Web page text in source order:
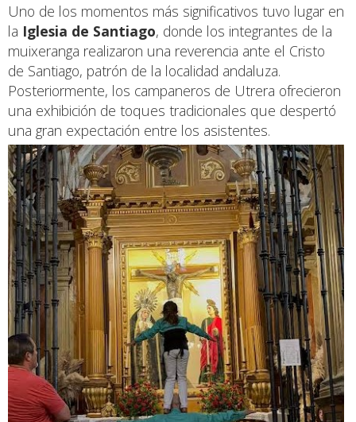
Uno de los momentos más significativos tuvo lugar en
la Iglesia de Santiago, donde los integrantes de la
muixeranga realizaron una reverencia ante el Cristo
de Santiago, patrón de la localidad andaluza.
Posteriormente, los campaneros de Utrera ofrecieron
una exhibición de toques tradicionales que despertó
una gran expectación entre los asistentes.